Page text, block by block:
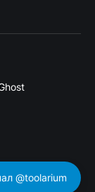
@toolarium